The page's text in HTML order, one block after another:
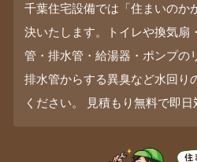
千葉住宅設備では「住まいのか
決いたします。トイレや換気扇
管・排水管・給湯器・ポンプの
排水管からする異臭など水回り
ください。 見積もり無料で即日